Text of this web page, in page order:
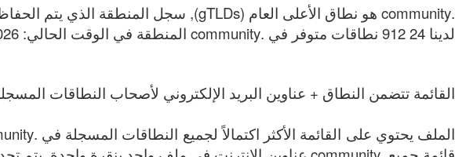
.community هو نطاق الأعلى العام (gTLDs), سجل المنطقة الذي يتم الحفاظ عليه بواسطة Binky Moon.
لدينا 24 912 نطاقات متوفر في .community المنطقة في الوقت الحالي: 07.08.2026.
القائمة تتضمن النطاق + عناوين البريد الإلكتروني لأصحاب النطاقات